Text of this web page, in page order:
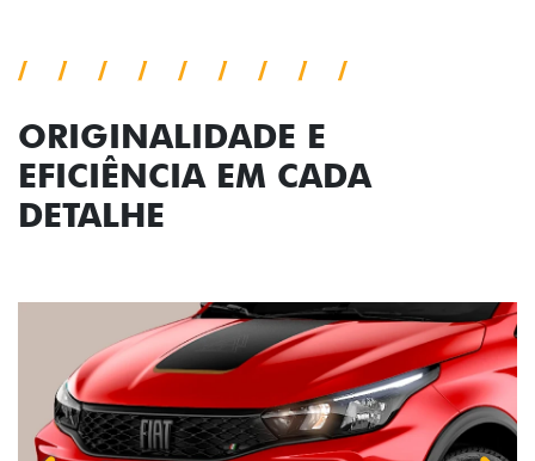
ORIGINALIDADE E
EFICIÊNCIA EM CADA
DETALHE